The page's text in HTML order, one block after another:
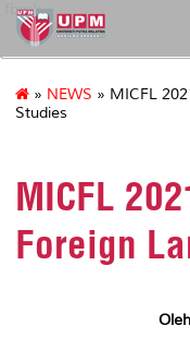
fbmk
» NEWS » MICFL
Studies
MICFL
Foreign